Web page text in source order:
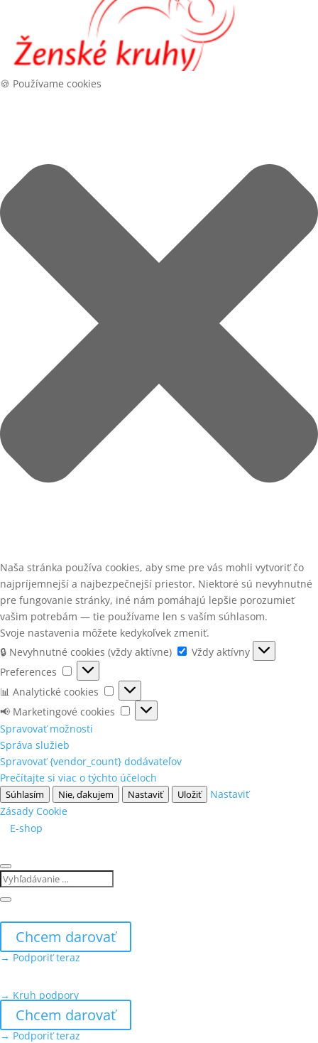
🍪 Používame cookies
Naša stránka používa cookies, aby sme pre vás mohli vytvoriť čo
najpríjemnejší a najbezpečnejší priestor. Niektoré sú nevyhnutné
pre fungovanie stránky, iné nám pomáhajú lepšie porozumieť
vašim potrebám — tie používame len s vaším súhlasom.
Svoje nastavenia môžete kedykoľvek zmeniť.
🔒 Nevyhnutné cookies (vždy aktívne)
🔒
Vždy aktívny
Preferences
Preferences
📊 Analytické cookies
📊
Analytické
cookies
📢 Marketingové cookies
📢
Marketingové
Spravovať možnosti
Správa služieb
Spravovať {vendor_count} dodávateľov
Prečítajte si viac o týchto účeloch
Súhlasím Nie, ďakujem Nastaviť Uložiť
Nastaviť
Zásady Cookie
E-shop
Chcem darovať
→ Podporiť teraz
→ Kruh podpory
Chcem darovať
→ Podporiť teraz